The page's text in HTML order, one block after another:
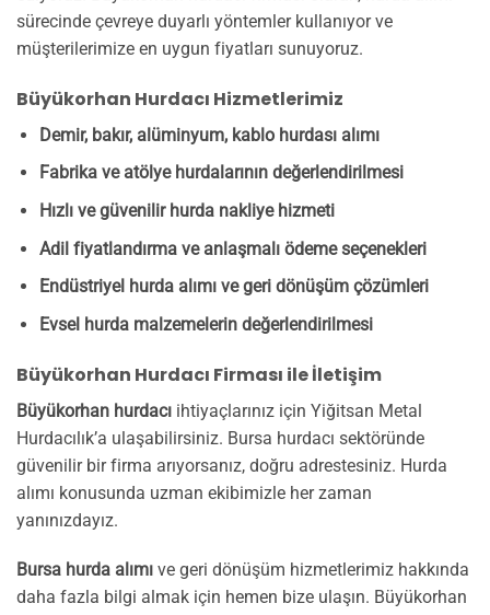
sürecinde çevreye duyarlı yöntemler kullanıyor ve
müşterilerimize en uygun fiyatları sunuyoruz.
Büyükorhan Hurdacı Hizmetlerimiz
Demir, bakır, alüminyum, kablo hurdası alımı
Fabrika ve atölye hurdalarının değerlendirilmesi
Hızlı ve güvenilir hurda nakliye hizmeti
Adil fiyatlandırma ve anlaşmalı ödeme seçenekleri
Endüstriyel hurda alımı ve geri dönüşüm çözümleri
Evsel hurda malzemelerin değerlendirilmesi
Büyükorhan Hurdacı Firması ile İletişim
Büyükorhan hurdacı ihtiyaçlarınız için Yiğitsan Metal
Hurdacılık’a ulaşabilirsiniz. Bursa hurdacı sektöründe
güvenilir bir firma arıyorsanız, doğru adrestesiniz. Hurda
alımı konusunda uzman ekibimizle her zaman
yanınızdayız.
Bursa hurda alımı ve geri dönüşüm hizmetlerimiz hakkında
daha fazla bilgi almak için hemen bize ulaşın. Büyükorhan